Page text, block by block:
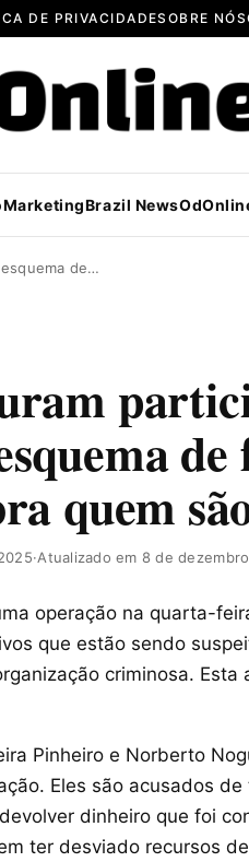
DE PRIVACIDADESOBRE NÓS
MarketingBrazil News
de…
quem
·Atualizado em 8 de dezembro
operação na quarta-
que estão sendo
criminosa. Esta
Pinheiro e Norberto
Eles são acusados de
dinheiro que foi
ter desviado recursos